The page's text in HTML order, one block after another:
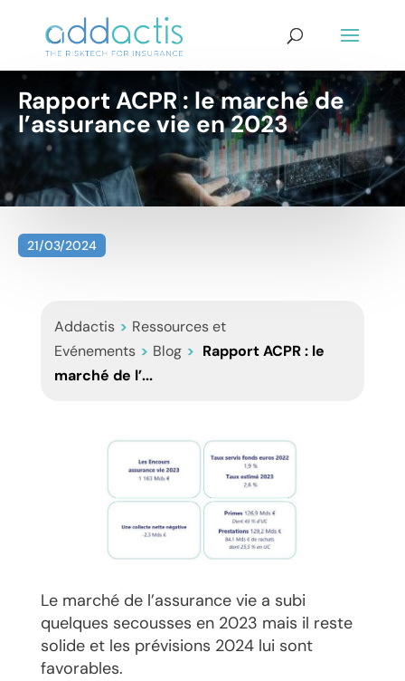
Rapport ACPR : le marché de
l’assurance vie en 2023
21/03/2024
Addactis > Ressources et
Evénements > Blog > Rapport ACPR : le
marché de l’...
Le marché de l’assurance vie a subi
quelques secousses en 2023 mais il reste
solide et les prévisions 2024 lui sont
favorables.